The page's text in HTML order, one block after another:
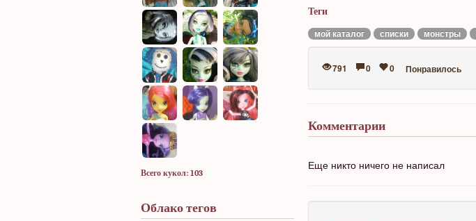
Всего кукол: 103
Облако тегов
Теги
мой каталог списки монстры
791 0 0 Понравилось
Комментарии
Еще никто ничего не написал